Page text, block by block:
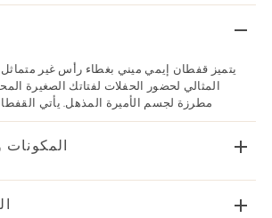
يتميز قفطان إيمي ميني بغطاء رأس غير
المثالي لحضور الحفلات لفتاتك الصغيرة
مطرزة لجسم الأميرة المذهل. يأتي